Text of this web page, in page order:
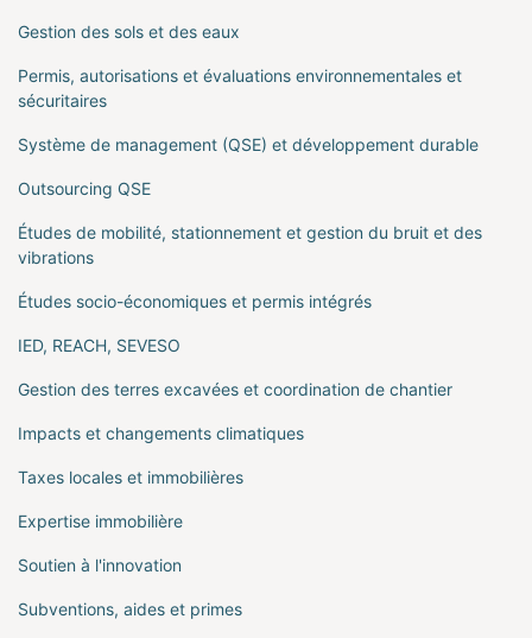
Gestion des sols et des eaux
Permis, autorisations et évaluations environnementales et
sécuritaires
Système de management (QSE) et développement durable
Outsourcing QSE
Études de mobilité, stationnement et gestion du bruit et des
vibrations
Études socio-économiques et permis intégrés
IED, REACH, SEVESO
Gestion des terres excavées et coordination de chantier
Impacts et changements climatiques
Taxes locales et immobilières
Expertise immobilière
Soutien à l'innovation
Subventions, aides et primes